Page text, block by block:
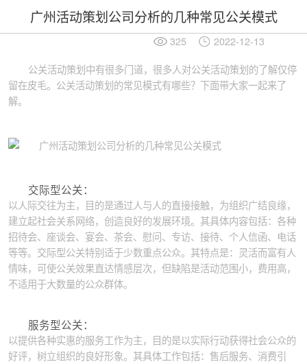
广州活动策划公司分析的几种常见公关模式
325 2022-12-13
公关活动策划中有很多门道，很多人对公关活动策划的了解仅停
留在皮毛。公关活动策划的常见模式有哪些？下面带大家一起来了
解。
交际型公关：
以人际交往为主，目的是通过人与人的直接接触，为组织广结良缘，
建立起社会关系网络，创造良好的发展环境。其具体内容包括：各种
招待会、座谈会、宴会、茶会、慰问、专访、接待、个人信函、电话
等等。交际型公关特别适于少数重点公众。其特点是：灵活而富有人
情味，可使公关效果直达情感层次，但缺陷是活动范围小，费用高，
不适用于大数量的公众群体。
服务型公关：
以提供各种实惠的服务工作为主，目的是以实际行动获得社会公众的
好评，树立组织的良好形象。其具体工作包括：售后服务、消费引